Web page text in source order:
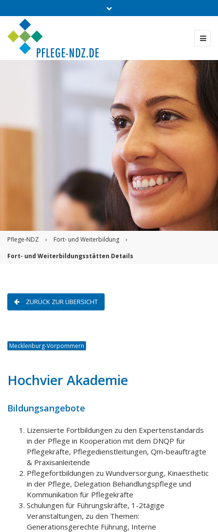
Pflege-NDZ › Fort- und Weiterbildung
›
Fort- und Weiterbildungsstätten Details
ZURÜCK ZUR ÜBERSICHT
Mecklenburg-Vorpommern
Hochvier Akademie
Bildungsangebote
Lizensierte Fortbildungen zu den Expertenstandards
in der Pflege in Kooperation mit dem DNQP für
Pflegekräfte, Pflegedienstleitungen, Qm-beauftragte
& Praxisanleitende
Pflegefortbildungen zu Wundversorgung, Kinaesthetic
in der Pflege, Delegation Behandlungspflege und
Kommunikation für Pflegekräfte
Schulungen für Führungskräfte, 1-2tägige
Veranstaltungen, zu den Themen:
Generationsgerechte Führung, Interne